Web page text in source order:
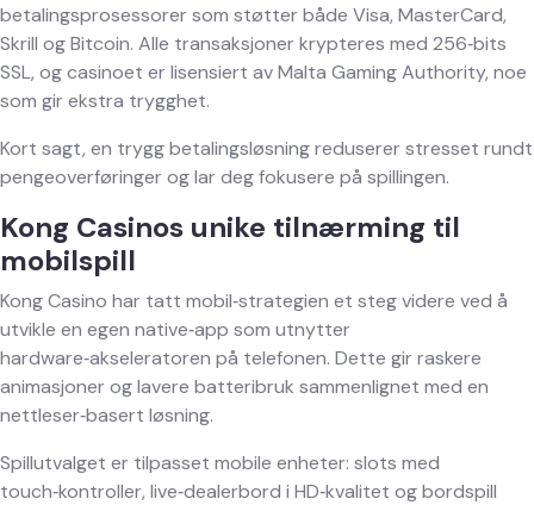
betalingsprosessorer som støtter både Visa, MasterCard,
Skrill og Bitcoin. Alle transaksjoner krypteres med 256‑bits
SSL, og casinoet er lisensiert av Malta Gaming Authority, noe
som gir ekstra trygghet.
Kort sagt, en trygg betalingsløsning reduserer stresset rundt
pengeoverføringer og lar deg fokusere på spillingen.
Kong Casinos unike tilnærming til
mobilspill
Kong Casino har tatt mobil‑strategien et steg videre ved å
utvikle en egen native‑app som utnytter
hardware‑akseleratoren på telefonen. Dette gir raskere
animasjoner og lavere batteribruk sammenlignet med en
nettleser‑basert løsning.
Spillutvalget er tilpasset mobile enheter: slots med
touch‑kontroller, live‑dealerbord i HD‑kvalitet og bordspill